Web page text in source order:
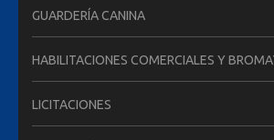
GUARDERÍA CANINA
HABILITACIONES COMERCIALES Y
LICITACIONES